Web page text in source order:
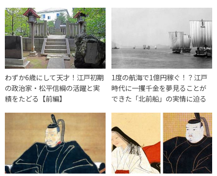
わずか6歳にして天才！江戸初期
の政治家・松平信綱の活躍と実
績をたどる【前編】
1度の航海で1億円稼ぐ！？江戸
時代に一攫千金を夢見ることが
できた「北前船」の実情に迫る